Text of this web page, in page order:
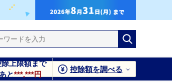
除上限額まで
あと***,***円
控除額を調べる